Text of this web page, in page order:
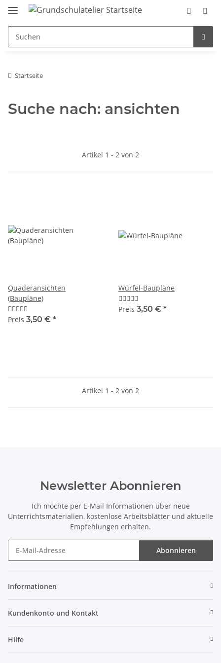
Startseite
Suche nach: ansichten
Artikel 1 - 2 von 2
Quaderansichten
(Baupläne)
Preis 3,50 € *
Würfel-Baupläne
Preis 3,50 € *
Artikel 1 - 2 von 2
Newsletter Abonnieren
Ich möchte per E-Mail Informationen über neue
Unterrichtsmaterialien, kostenlose Arbeitsblätter und aktuelle
Empfehlungen erhalten.
Abonnieren
Informationen
Kundenkonto und Kontakt
Hilfe